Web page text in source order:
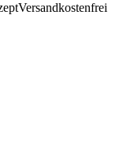
Versandkostenfrei